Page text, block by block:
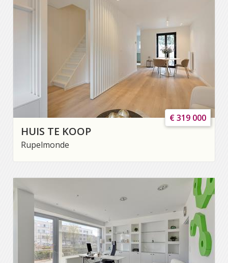
HUIS TE KOOP
Rupelmonde
€ 319 000